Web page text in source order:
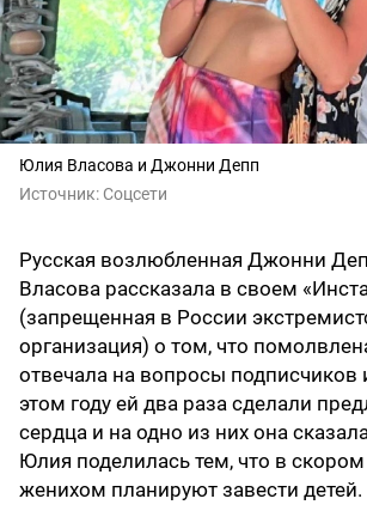
Юлия Власова и Джонни Депп
Источник: Соцсети
Русская возлюбленная Джонни
Власова рассказала в своем
(запрещенная в России
организация) о том, что
отвечала на вопросы подписчиков
этом году ей два раза сделали
сердца и на одно из них она
Юлия поделилась тем, что в
женихом планируют завести детей.